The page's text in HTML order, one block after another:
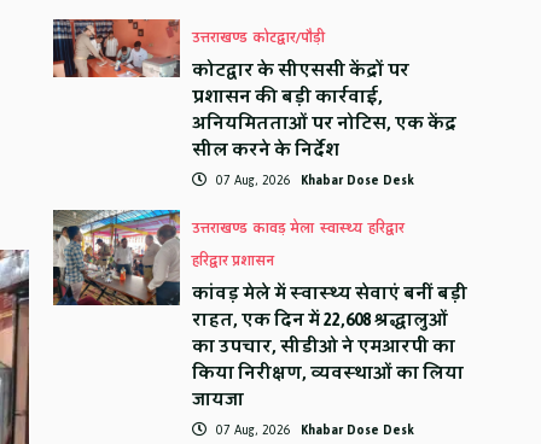
उत्तराखण्ड कोटद्वार/पौड़ी
कोटद्वार के सीएससी केंद्रों पर
प्रशासन की बड़ी कार्रवाई,
अनियमितताओं पर नोटिस, एक केंद्र
सील करने के निर्देश
07 Aug, 2026 Khabar Dose Desk
उत्तराखण्ड कावड़ मेला स्वास्थ्य हरिद्वार
हरिद्वार प्रशासन
कांवड़ मेले में स्वास्थ्य सेवाएं बनीं बड़ी
राहत, एक दिन में 22,608 श्रद्धालुओं
का उपचार, सीडीओ ने एमआरपी का
किया निरीक्षण, व्यवस्थाओं का लिया
जायजा
07 Aug, 2026 Khabar Dose Desk